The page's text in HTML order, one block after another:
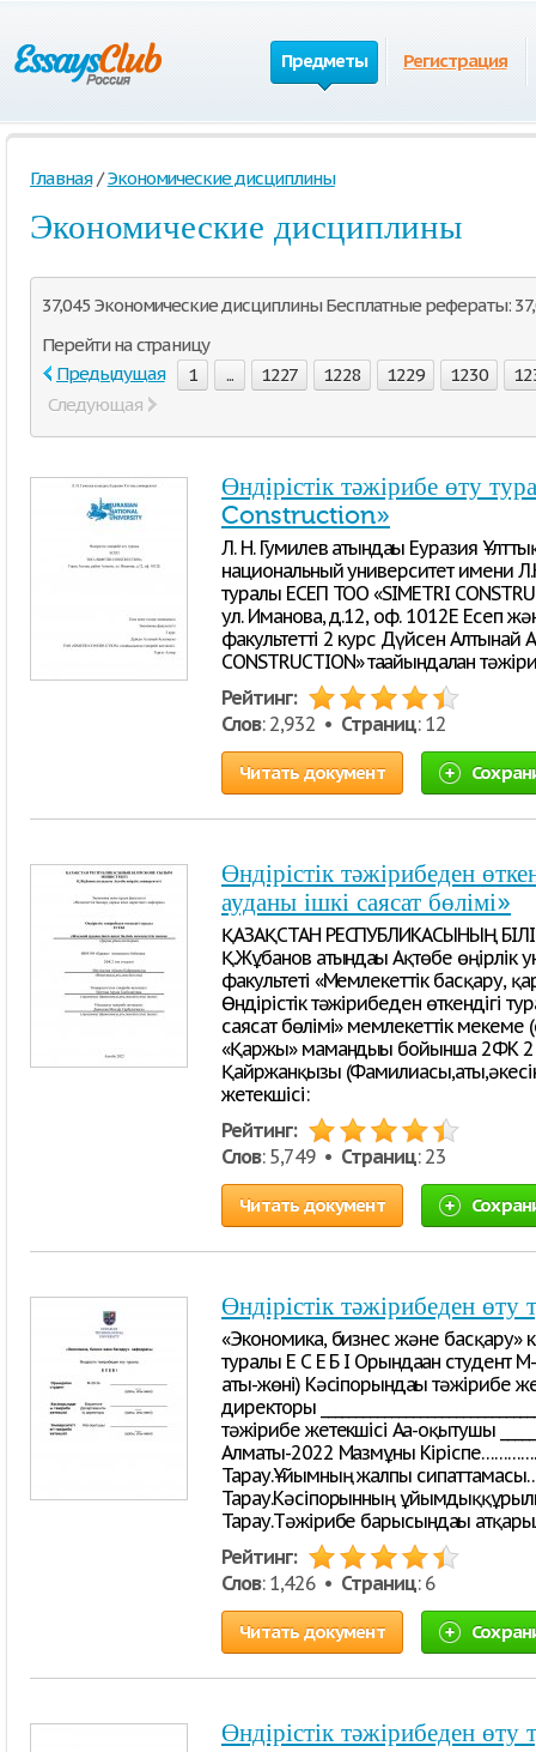
Предметы Регистрация
Главная / Экономические дисциплины
Экономические дисциплины
37,045 Экономические дисциплины Бесплатные рефераты:
Перейти на страницу
Предыдущая
1 ... 1227 1228 1229 1230
Следующая
Өндірістік тәжірибе өту
Construction»
Л. Н. Гумилев атындағы Еуразия
национальный университет имени
туралы ЕСЕП ТОО «SIMETRI
ул. Иманова, д.12, оф. 1012Е Есеп
факультетті 2 курс Дүйсен Алтынай
CONSTRUCTION» тағайындалған
Рейтинг:
Слов: 2,932 • Страниц: 12
Читать документ
Өндірістік тәжірибеден
ауданы ішкі саясат бөлімі»
ҚАЗАҚСТАН РЕСПУБЛИКАСЫНЫҢ
Қ.Жұбанов атындағы Ақтөбе өңірлік
факультеті «Мемлекеттік басқару,
Өндірістік тәжірибеден өткендігі
саясат бөлімі» мемлекеттік
«Қаржы» мамандығы бойынша 2ФК 2
Қайржанқызы
жетекшісі:
Рейтинг:
Слов: 5,749 • Страниц: 23
Читать документ
Өндірістік тәжірибеден өту
«Экономика, бизнес және басқару»
туралы Е С Е Б І Орындаған студент М-
аты-жөні) Кәсіпорындағы тәжірибе
директоры
тәжірибе жетекшісі Аға-оқытушы
Алматы-2022 Мазмұны
Тарау.Ұйымның жалпы
Тарау.Кәсіпорынның
Тарау.Тәжірибе барысындағы
Рейтинг:
Слов: 1,426 • Страниц: 6
Читать документ
Өндірістік тәжірибеден өту